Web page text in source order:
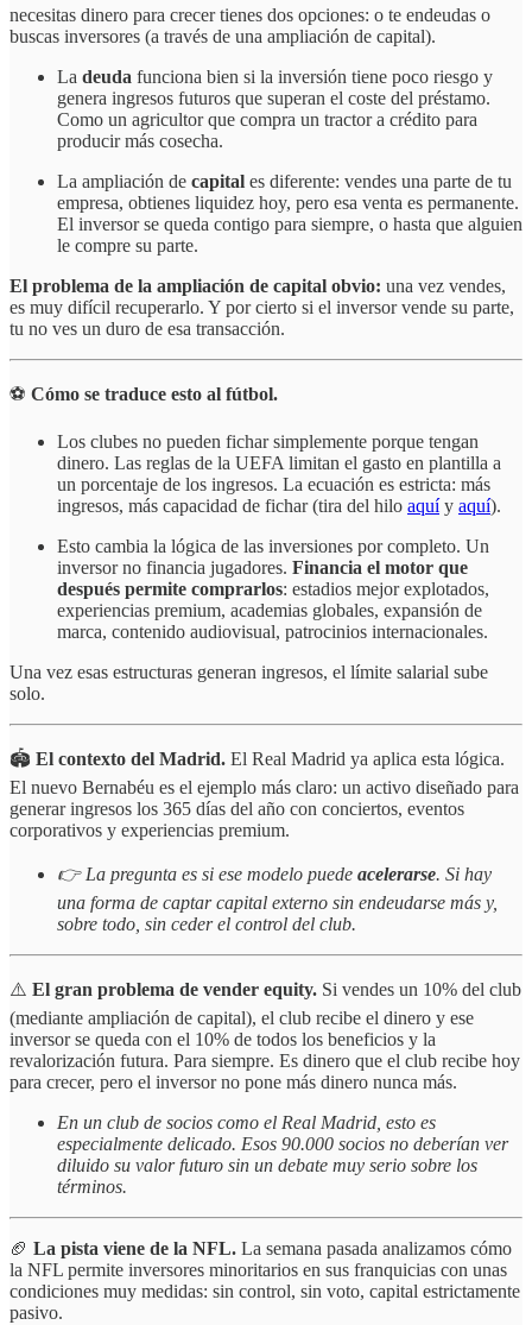
necesitas dinero para crecer tienes dos opciones: o te endeudas o
buscas inversores (a través de una ampliación de capital).
La deuda funciona bien si la inversión tiene poco riesgo y
genera ingresos futuros que superan el coste del préstamo.
Como un agricultor que compra un tractor a crédito para
producir más cosecha.
La ampliación de capital es diferente: vendes una parte de tu
empresa, obtienes liquidez hoy, pero esa venta es permanente.
El inversor se queda contigo para siempre, o hasta que alguien
le compre su parte.
El problema de la ampliación de capital obvio: una vez vendes,
es muy difícil recuperarlo. Y por cierto si el inversor vende su parte,
tu no ves un duro de esa transacción.
⚽ Cómo se traduce esto al fútbol.
Los clubes no pueden fichar simplemente porque tengan
dinero. Las reglas de la UEFA limitan el gasto en plantilla a
un porcentaje de los ingresos. La ecuación es estricta: más
ingresos, más capacidad de fichar (tira del hilo aquíy aquí).
Esto cambia la lógica de las inversiones por completo. Un
inversor no financia jugadores. Financia el motor que
después permite comprarlos: estadios mejor explotados,
experiencias premium, academias globales, expansión de
marca, contenido audiovisual, patrocinios internacionales.
Una vez esas estructuras generan ingresos, el límite salarial sube
solo.
🏟️ El contexto del Madrid. El Real Madrid ya aplica esta lógica.
El nuevo Bernabéu es el ejemplo más claro: un activo diseñado para
generar ingresos los 365 días del año con conciertos, eventos
corporativos y experiencias premium.
👉 La pregunta es si ese modelo puede acelerarse. Si hay
una forma de captar capital externo sin endeudarse más y,
sobre todo, sin ceder el control del club.
⚠️ El gran problema de vender equity. Si vendes un 10% del club
(mediante ampliación de capital), el club recibe el dinero y ese
inversor se queda con el 10% de todos los beneficios y la
revalorización futura. Para siempre. Es dinero que el club recibe hoy
para crecer, pero el inversor no pone más dinero nunca más.
En un club de socios como el Real Madrid, esto es
especialmente delicado. Esos 90.000 socios no deberían ver
diluido su valor futuro sin un debate muy serio sobre los
términos.
🏈 La pista viene de la NFL. La semana pasada analizamos cómo
la NFL permite inversores minoritarios en sus franquicias con unas
condiciones muy medidas: sin control, sin voto, capital estrictamente
pasivo.